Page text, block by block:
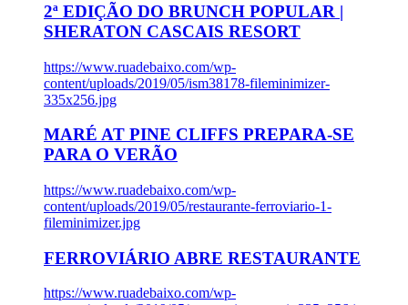
2ª EDIÇÃO DO BRUNCH POPULAR |
SHERATON CASCAIS RESORT
https://www.ruadebaixo.com/wp-
content/uploads/2019/05/ism38178-fileminimizer-
335x256.jpg
MARÉ AT PINE CLIFFS PREPARA-SE
PARA O VERÃO
https://www.ruadebaixo.com/wp-
content/uploads/2019/05/restaurante-ferroviario-1-
fileminimizer.jpg
FERROVIÁRIO ABRE RESTAURANTE
https://www.ruadebaixo.com/wp-